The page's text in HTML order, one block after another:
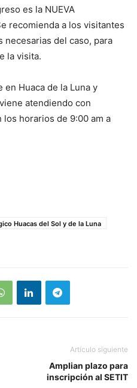
es la NUEVA
recomienda a los visitantes
necesarias del caso, para
la visita.
Huaca de la Luna y
atendiendo con
horarios de 9:00 am a
Huacas del Sol y de la Luna
Artículo siguiente
Amplian plazo para
inscripción al SETIT